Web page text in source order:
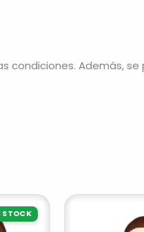
condiciones. Además, se
STOCK